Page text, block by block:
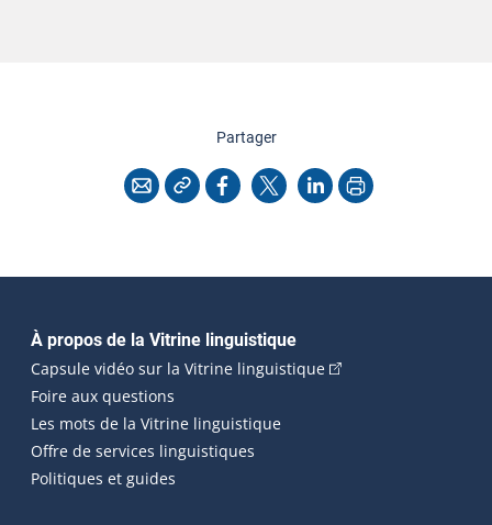
Partagercette page
CourrielCopier l'adresse
Facebook
X LinkedInImprimer
Navigation principale
À propos de la Vitrine linguistique
Capsule vidéo sur la Vitrine linguistique(Cet hyperlien
Foire aux questions
Les mots de la Vitrine linguistique
Offre de services linguistiques
Politiques et guides